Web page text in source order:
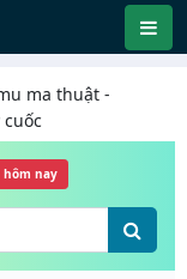
ma thuật -
hôm nay